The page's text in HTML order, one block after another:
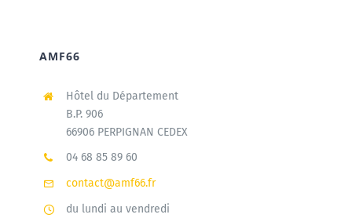
AMF66
Hôtel du Département
B.P. 906
66906 PERPIGNAN CEDEX
04 68 85 89 60
contact@amf66.fr
du lundi au vendredi